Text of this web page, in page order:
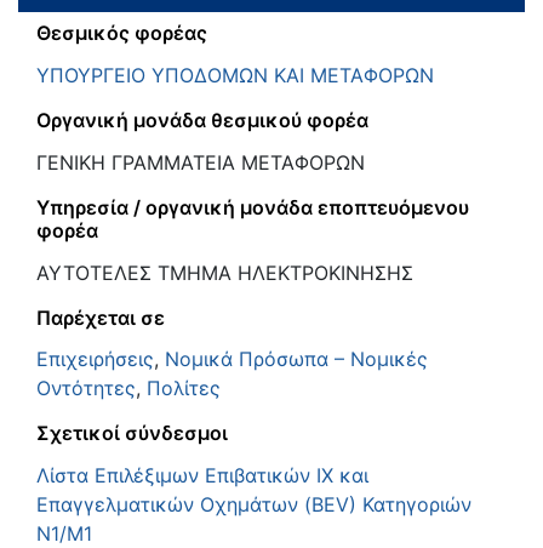
Θεσμικός φορέας
ΥΠΟΥΡΓΕΙΟ ΥΠΟΔΟΜΩΝ ΚΑΙ ΜΕΤΑΦΟΡΩΝ
Οργανική μονάδα θεσμικού φορέα
ΓΕΝΙΚΗ ΓΡΑΜΜΑΤΕΙΑ ΜΕΤΑΦΟΡΩΝ
Υπηρεσία / οργανική μονάδα εποπτευόμενου
φορέα
ΑΥΤΟΤΕΛΕΣ ΤΜΗΜΑ ΗΛΕΚΤΡΟΚΙΝΗΣΗΣ
Παρέχεται σε
Επιχειρήσεις, Νομικά Πρόσωπα – Νομικές
Οντότητες, Πολίτες
Σχετικοί σύνδεσμοι
Λίστα Επιλέξιμων Επιβατικών ΙΧ και
Επαγγελματικών Οχημάτων (BEV) Κατηγοριών
Ν1/Μ1